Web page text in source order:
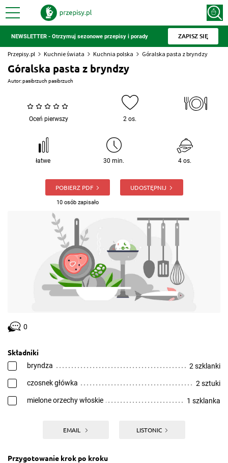
NEWSLETTER - Otrzymuj sezonowe przepisy i porady ZAPISZ SIĘ
Przepisy.pl Kuchnie świata Kuchnia polska Góralska pasta z bryndzy
Góralska pasta z bryndzy
Autor:pasibrzuch pasibrzuch
Oceń pierwszy 2 os.
łatwe 30 min. 4 os.
POBIERZ PDF
10 osób zapisało
UDOSTĘPNIJ
0
Składniki
bryndza 2 szklanki
czosnek główka 2 sztuki
mielone orzechy włoskie 1 szklanka
EMAIL LISTONIC
Przygotowanie krok po kroku